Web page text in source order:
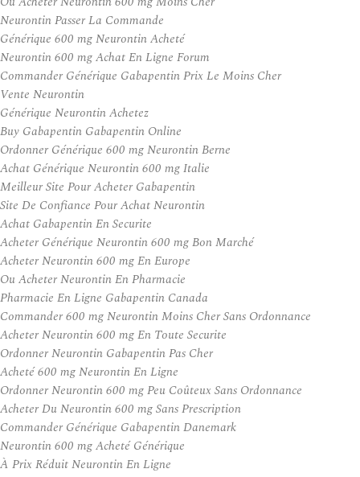
Neurontin Passer La Commande
Générique 600 mg Neurontin Acheté
Neurontin 600 mg Achat En Ligne Forum
Commander Générique Gabapentin Prix Le Moins Cher
Vente Neurontin
Générique Neurontin Achetez
Buy Gabapentin Gabapentin Online
Ordonner Générique 600 mg Neurontin Berne
Achat Générique Neurontin 600 mg Italie
Meilleur Site Pour Acheter Gabapentin
Site De Confiance Pour Achat Neurontin
Achat Gabapentin En Securite
Acheter Générique Neurontin 600 mg Bon Marché
Acheter Neurontin 600 mg En Europe
Ou Acheter Neurontin En Pharmacie
Pharmacie En Ligne Gabapentin Canada
Commander 600 mg Neurontin Moins Cher Sans Ordonnance
Acheter Neurontin 600 mg En Toute Securite
Ordonner Neurontin Gabapentin Pas Cher
Acheté 600 mg Neurontin En Ligne
Ordonner Neurontin 600 mg Peu Coûteux Sans Ordonnance
Acheter Du Neurontin 600 mg Sans Prescription
Commander Générique Gabapentin Danemark
Neurontin 600 mg Acheté Générique
À Prix Réduit Neurontin En Ligne